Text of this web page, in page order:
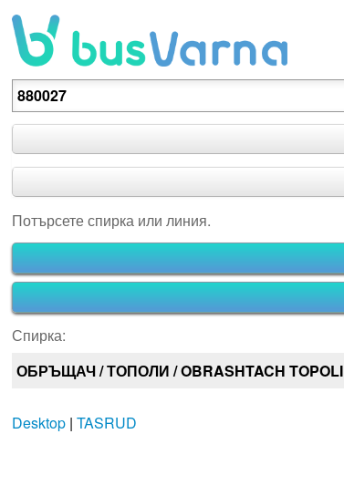
Потърсете спирка или линия.
Потърсете спирка или линия.
Спирка:
ОБРЪЩАЧ / ТОПОЛИ / OBRASHTACH TOPOLI
Desktop| TASRUD